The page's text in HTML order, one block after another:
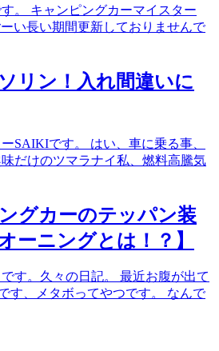
。 キャンピングカーマイスター
い長い期間更新しておりませんで
リン！入れ間違いに
SAIKIです。 はい、車に乗る事、
だけのツマラナイ私、燃料高騰気
グカーのテッパン装
ーニングとは！？】
す。久々の日記。 最近お腹が出て
す、メタボってやつです。 なんで